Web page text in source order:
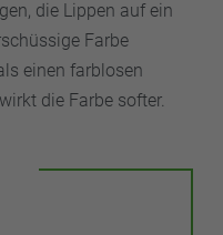
die Lippen auf ein
Farbe
einen farblosen
die Farbe softer.